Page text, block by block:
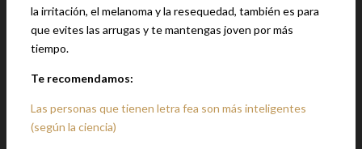
la irritación, el melanoma y la resequedad, también es para
que evites las arrugas y te mantengas joven por más
tiempo.
Te recomendamos:
Las personas que tienen letra fea son más inteligentes
(según la ciencia)